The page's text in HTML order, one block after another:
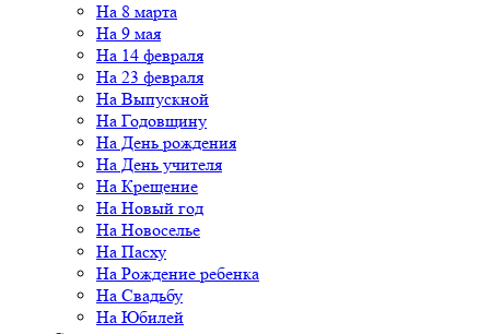
На 8 марта
На 9 мая
На 14 февраля
На 23 февраля
На Выпускной
На Годовщину
На День рождения
На День учителя
На Крещение
На Новый год
На Новоселье
На Пасху
На Рождение ребенка
На Свадьбу
На Юбилей